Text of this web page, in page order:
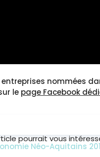
nommées
le page Facebook
pourrait vous
Néo-Aquitains